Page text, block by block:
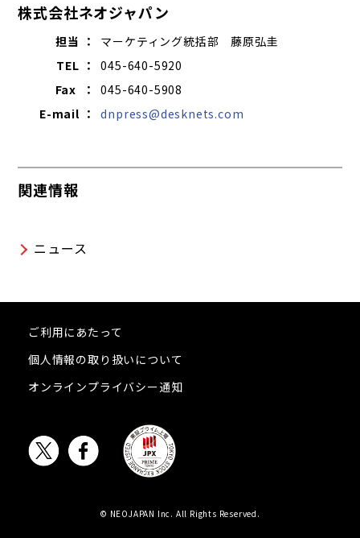
株式会社ネオジャパン
担当 ：
マーケティング統括部 藤原弘圭
TEL ：
045-640-5920
Fax ：
045-640-5908
E-mail ：
dnpress@desknets.com
関連情報
ニュース
ご利用にあたって
個人情報の取り扱いについて
オンラインプライバシー通知
© NEOJAPAN Inc. All Rights Reserved.